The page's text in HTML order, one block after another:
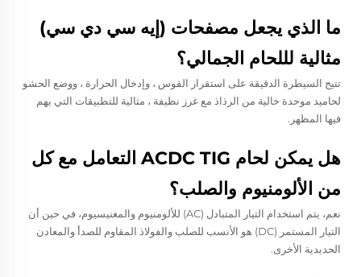
ما الذي يجعل مصفحات (إيه سي دي سي)
مثالية لللحام الجمالي؟
تتيح السيطرة الدقيقة على استقرار القوس ، وإدخال الحرارة ، ووضع الحشو
لحاميد موحدة خالية من الرذاذ مع غرز نظيفة ، مثالية للتطبيقات التي يهم
فيها المظهر.
هل يمكن لحام ACDC TIG التعامل مع كل
من الألومنيوم والصلب؟
نعم، يتم استخدام التيار المتبادل (AC) للألومنيوم والمغنيسيوم، في حين أن
التيار المستمر (DC) هو الأنسب للصلب والفولاذ المقاوم للصدأ والمعادن
الحديدية الأخرى.